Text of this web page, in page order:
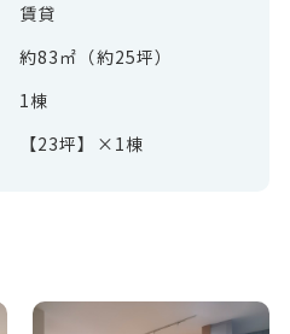
賃貸
約83㎡（約25坪）
1棟
【23坪】×1棟